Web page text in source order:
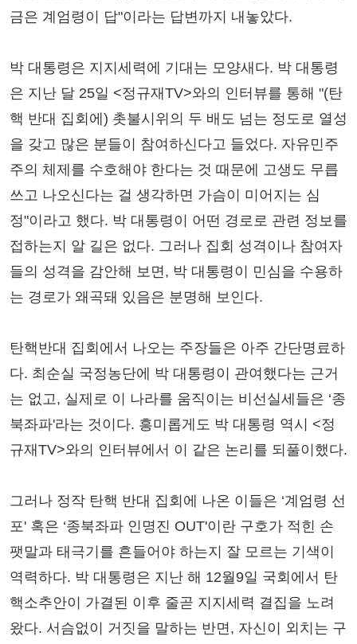
금은 계엄령이 답"이라는 답변까지 내놓았다.
박 대통령은 지지세력에 기대는 모양새다. 박 대통령
은 지난 달 25일 <정규재TV>와의 인터뷰를 통해 "(탄
핵 반대 집회에) 촛불시위의 두 배도 넘는 정도로 열성
을 갖고 많은 분들이 참여하신다고 들었다. 자유민주
주의 체제를 수호해야 한다는 것 때문에 고생도 무릅
쓰고 나오신다는 걸 생각하면 가슴이 미어지는 심
정"이라고 했다. 박 대통령이 어떤 경로로 관련 정보를
접하는지 알 길은 없다. 그러나 집회 성격이나 참여자
들의 성격을 감안해 보면, 박 대통령이 민심을 수용하
는 경로가 왜곡돼 있음은 분명해 보인다.
탄핵반대 집회에서 나오는 주장들은 아주 간단명료하
다. 최순실 국정농단에 박 대통령이 관여했다는 근거
는 없고, 실제로 이 나라를 움직이는 비선실세들은 ‘종
북좌파'라는 것이다. 흥미롭게도 박 대통령 역시 <정
규재TV>와의 인터뷰에서 이 같은 논리를 되풀이했다.
그러나 정작 탄핵 반대 집회에 나온 이들은 ‘계엄령 선
포' 혹은 ‘종북좌파 인명진 OUT'이란 구호가 적힌 손
팻말과 태극기를 흔들어야 하는지 잘 모르는 기색이
역력하다. 박 대통령은 지난 해 12월9일 국회에서 탄
핵소추안이 가결된 이후 줄곧 지지세력 결집을 노려
왔다. 서슴없이 거짓을 말하는 반면, 자신이 외치는 구